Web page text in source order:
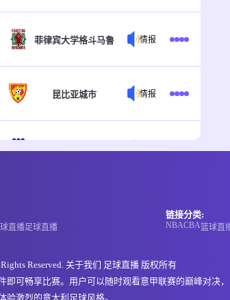
菲律宾大学格斗马鲁 情报
昆比亚城市 情报
直播足球直播
链接分类:
NBACBA篮球直
Reserved. 关于我们 足球直播 版权所有
可畅享比赛。用户可以随时观看意甲联赛的巅峰对决
验激烈的意大利足球风格。